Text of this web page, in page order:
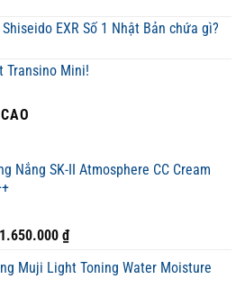
EXR Số 1 Nhật Bản chứa gì?
Transino Mini!
Nắng SK-II Atmosphere CC Cream
Giá
1.650.000 ₫Giá
tại
Muji Light Toning Water Moisture